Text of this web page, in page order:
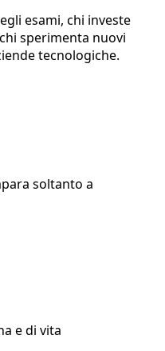
esami, chi investe
sperimenta nuovi
tecnologiche.
soltanto a
e di vita